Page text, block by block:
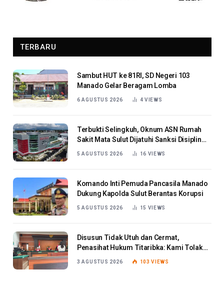
TERBARU
Sambut HUT ke 81RI, SD Negeri 103
Manado Gelar Beragam Lomba
6 AGUSTUS 2026 4 VIEWS
Terbukti Selingkuh, Oknum ASN Rumah
Sakit Mata Sulut Dijatuhi Sanksi Disiplin
Berat
5 AGUSTUS 2026 16 VIEWS
Komando Inti Pemuda Pancasila Manado
Dukung Kapolda Sulut Berantas Korupsi
5 AGUSTUS 2026 15 VIEWS
Disusun Tidak Utuh dan Cermat,
Penasihat Hukum Titaribka: Kami Tolak
Tanggapan Jaksa
3 AGUSTUS 2026 103VIEWS